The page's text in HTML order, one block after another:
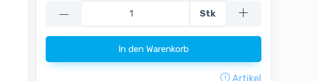
— Stk
In den Warenkorb
Artikel